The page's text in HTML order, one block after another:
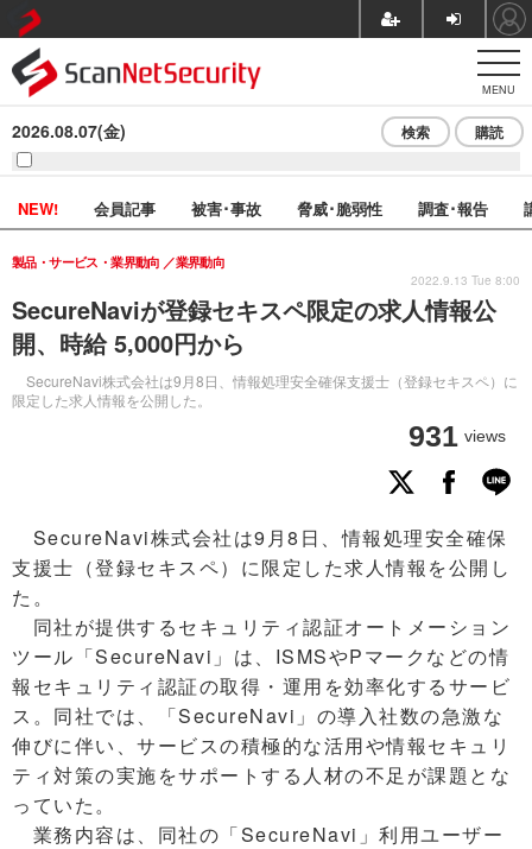
MENU
2026.08.07(金) 検索 購読
NEW! 会員記事 被害･事故 脅威･脆弱性 調査･報告
SecureNaviが登録セキスペ限定の求人情報公
開、時給 5,000円から
SecureNavi株式会社は9月8日、情報処理安全確保支援士（登録セキスペ）に
限定した求人情報を公開した。
製品・サービス・業界動向 業界動向
931 views
2022.9.13 Tue 8:00
SecureNavi株式会社は9月8日、情報処理安全確保
支援士（登録セキスペ）に限定した求人情報を公開し
た。
同社が提供するセキュリティ認証オートメーション
ツール「SecureNavi」は、ISMSやPマークなどの情
報セキュリティ認証の取得・運用を効率化するサービ
ス。同社では、「SecureNavi」の導入社数の急激な
伸びに伴い、サービスの積極的な活用や情報セキュリ
ティ対策の実施をサポートする人材の不足が課題とな
っていた。
業務内容は、同社の「SecureNavi」利用ユーザー